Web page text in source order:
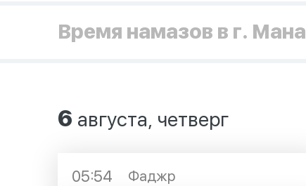
Время намазов в г.
6 августа, четверг
05:54 Фаджр